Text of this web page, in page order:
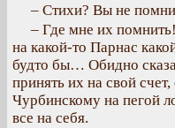
– Стихи? Вы не
– Где мне их
на какой-то Парнас
будто бы… Обидно
принять их на свой
Чурбинскому на пегой
все на себя.